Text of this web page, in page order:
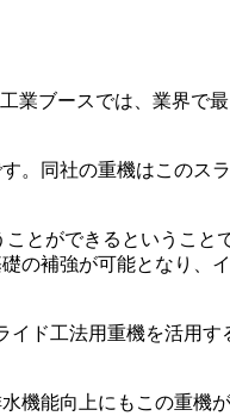
業ブースでは、業界で
。同社の重機はこのス
とができるということ
の補強が可能となり、
ド工法用重機を活用す
機能向上にもこの重機